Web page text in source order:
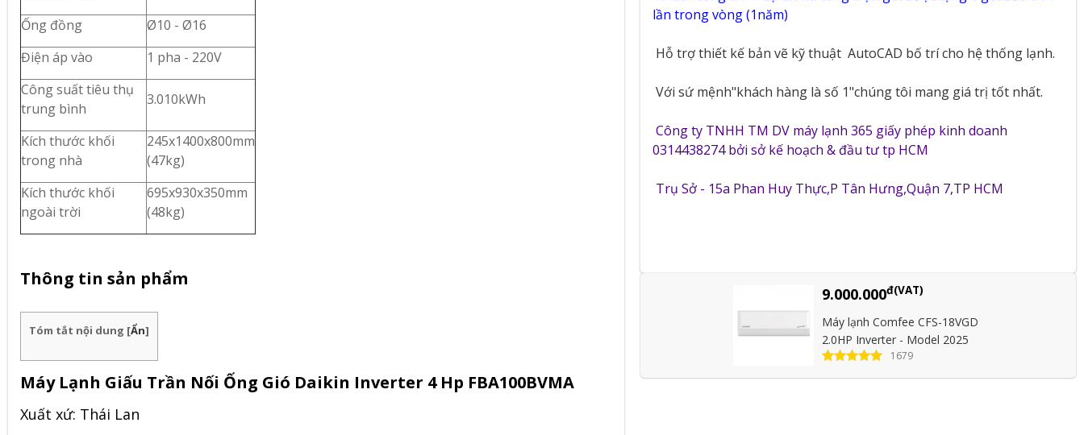
Ống đồng
Ø10 - Ø16
Điện áp vào
1 pha - 220V
Công suất tiêu thụ
trung bình
3.010kWh
Kích thước khối
trong nhà
245x1400x800mm
(47kg)
Kích thước khối
ngoài trời
695x930x350mm
(48kg)
Thông tin sản phẩm
Tóm tắt nội dung [Ẩn]
Máy Lạnh Giấu Trần Nối Ống Gió Daikin Inverter 4 Hp FBA100BVMA
Xuất xứ: Thái Lan
lần trong vòng (1năm)
Hỗ trợ thiết kế bản vẽ kỹ thuật AutoCAD bố trí cho hệ thống lạnh.
Với sứ mệnh"khách hàng là số 1"chúng tôi mang giá trị tốt nhất.
Công ty TNHH TM DV máy lạnh 365 giấy phép kinh doanh
0314438274 bởi sở kế hoạch & đầu tư tp HCM
Trụ Sở - 15a Phan Huy Thực,P Tân Hưng,Quận 7,TP HCM
9.000.000đ(VAT)
Máy lạnh Comfee CFS-18VGD
2.0HP Inverter - Model 2025
1679